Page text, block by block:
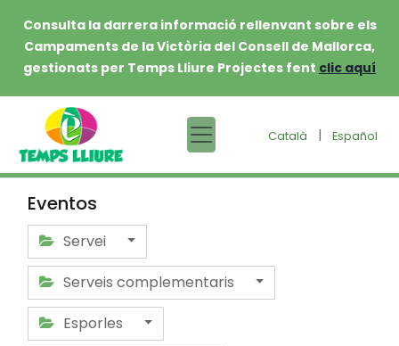
Consulta la darrera informació rellenvant sobre els
Campaments de la Victòria del Consell de Mallorca,
gestionats per Temps Lliure Projectes fent clic aquí
Català | Español
Eventos
Servei
Serveis complementaris
Esporles